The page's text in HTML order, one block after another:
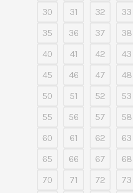
30
31 32 33
35
36 37 38
40
41 42 43
45
46 47 48
50
51 52 53
55
56 57 58
60
61 62 63
65
66 67 68
70
71 72 73